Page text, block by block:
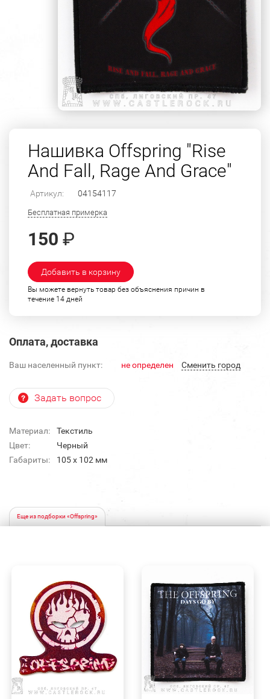
Нашивка Offspring "Rise
And Fall, Rage And Grace"
Артикул: 04154117
Бесплатная примерка
150 ₽
Добавить в корзину
Вы можете вернуть товар без объяснения причин в
течение 14 дней
Оплата, доставка
Ваш населенный пункт: не определен Cменить город
Задать вопрос
Материал:
Текстиль
Цвет:
Черный
Габариты:
105 x 102 мм
Еще из подборки «Offspring»